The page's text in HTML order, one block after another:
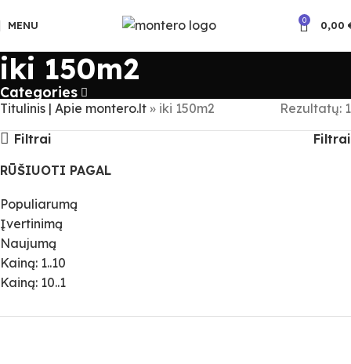
MENU 0 0,00
iki 150m2
Categories
Titulinis | Apie montero.lt » iki 150m2
Rezultatų: 1
Filtrai
Filtrai
RŪŠIUOTI PAGAL
Populiarumą
Įvertinimą
Naujumą
Kainą: 1..10
Kainą: 10..1